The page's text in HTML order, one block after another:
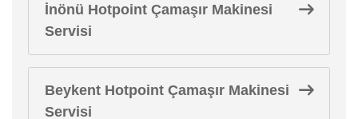
İnönü Hotpoint Çamaşır Makinesi
Servisi
Beykent Hotpoint Çamaşır Makinesi
Servisi